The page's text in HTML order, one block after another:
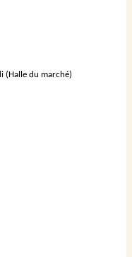
Afin de partager notre
ceux qui souhaitent
(Halle du marché)